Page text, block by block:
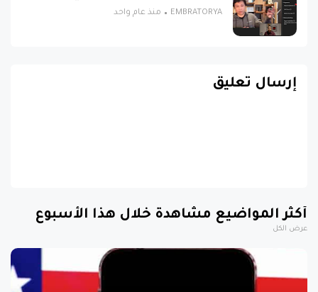
EMBRATORYA منذ عام واحد
إرسال تعليق
أكثر المواضيع مشاهدة خلال هذا الأسبوع
عرض الكل